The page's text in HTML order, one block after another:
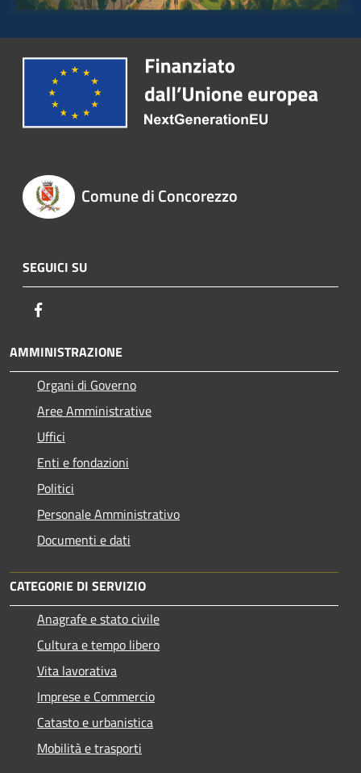
Comune di Concorezzo
SEGUICI SU
AMMINISTRAZIONE
Organi di Governo
Aree Amministrative
Uffici
Enti e fondazioni
Politici
Personale Amministrativo
Documenti e dati
CATEGORIE DI SERVIZIO
Anagrafe e stato civile
Cultura e tempo libero
Vita lavorativa
Imprese e Commercio
Catasto e urbanistica
Mobilità e trasporti